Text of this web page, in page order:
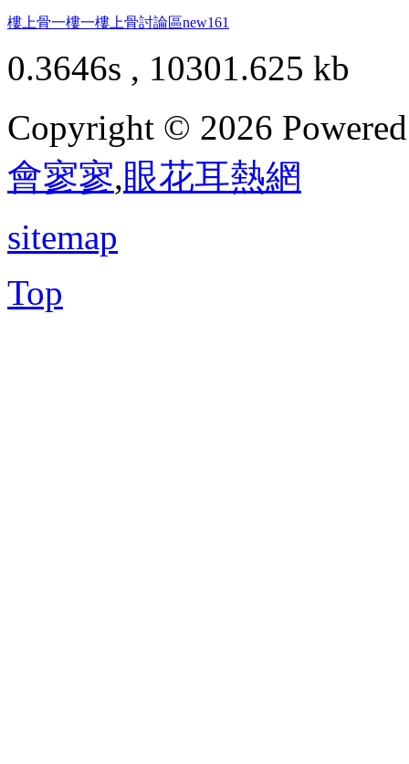
樓上骨一樓一樓上骨討論區new161
0.3646s , 10301.625 kb
Copyright © 2026
會寥寥,眼花耳熱網
sitemap
Top